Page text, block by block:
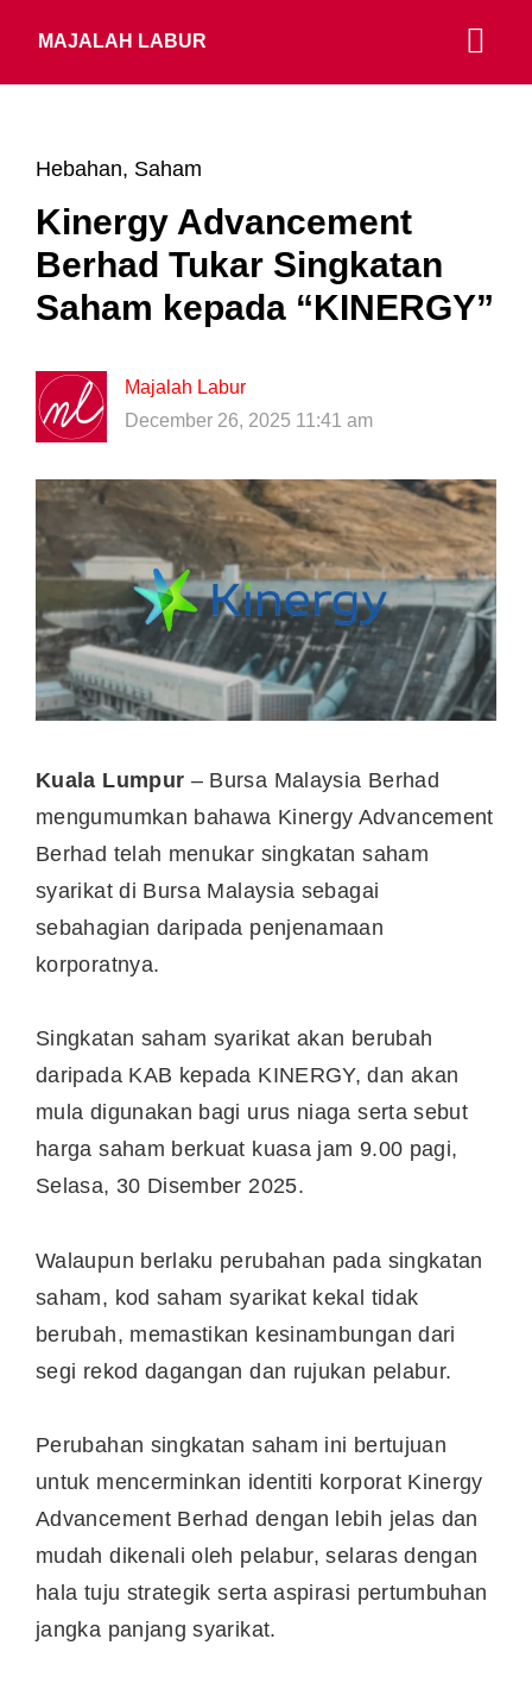
MAJALAH LABUR
Hebahan, Saham
Kinergy Advancement
Berhad Tukar Singkatan
Saham kepada “KINERGY”
Majalah Labur
December 26, 2025 11:41 am
Kuala Lumpur – Bursa Malaysia Berhad
mengumumkan bahawa Kinergy Advancement
Berhad telah menukar singkatan saham
syarikat di Bursa Malaysia sebagai
sebahagian daripada penjenamaan
korporatnya.
Singkatan saham syarikat akan berubah
daripada KAB kepada KINERGY, dan akan
mula digunakan bagi urus niaga serta sebut
harga saham berkuat kuasa jam 9.00 pagi,
Selasa, 30 Disember 2025.
Walaupun berlaku perubahan pada singkatan
saham, kod saham syarikat kekal tidak
berubah, memastikan kesinambungan dari
segi rekod dagangan dan rujukan pelabur.
Perubahan singkatan saham ini bertujuan
untuk mencerminkan identiti korporat Kinergy
Advancement Berhad dengan lebih jelas dan
mudah dikenali oleh pelabur, selaras dengan
hala tuju strategik serta aspirasi pertumbuhan
jangka panjang syarikat.